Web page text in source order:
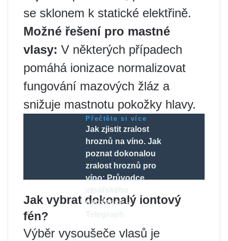
se sklonem k statické elektřině.
Možné řešení pro mastné
vlasy: V některých případech
pomáhá ionizace normalizovat
fungování mazových žláz a
snižuje mastnotu pokožky hlavy.
Přečtěte si více
Jak zjistit zralost
hroznů na víno. Jak
poznat dokonalou
zralost hroznů pro
víno: Průvodce
nadšence –
Jak vybrat dokonalý iontový
fén?
Výběr vysoušeče vlasů je